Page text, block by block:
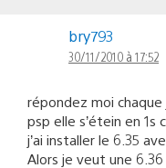
bry793
30/11/2010 à 17:52
répondez moi
psp elle s’étein en 1s
j’ai installer le 6.35
Alors je veut une